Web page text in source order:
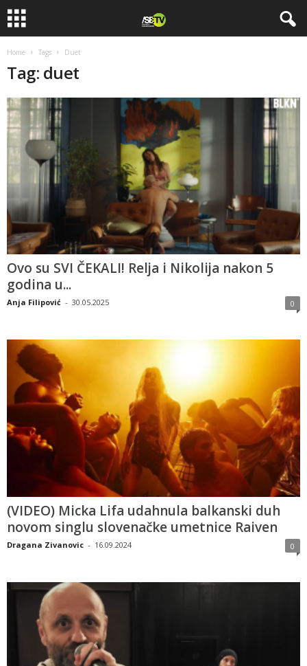
Home Tags Duet
Tag: duet
Ovo su SVI ČEKALI! Relja i Nikolija nakon 5
godina u...
Anja Filipović - 30.05.2025 0
(VIDEO) Micka Lifa udahnula balkanski duh
novom singlu slovenačke umetnice Raiven
Dragana Zivanovic - 16.09.2024 0